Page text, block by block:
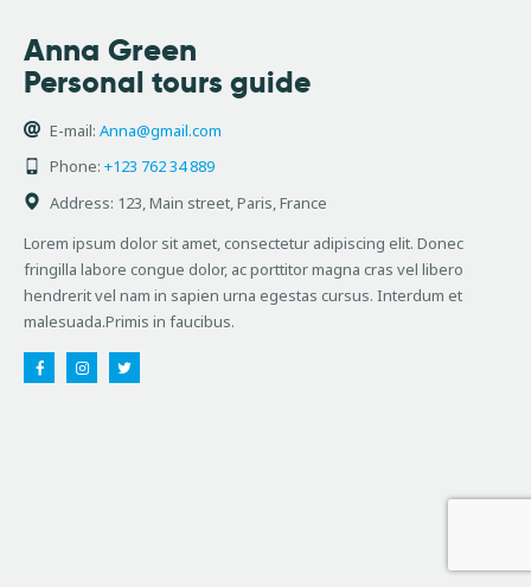
Anna Green
Personal tours guide
E-mail: Anna@gmail.com
Phone: +123 762 34 889
Address: 123, Main street, Paris, France
Lorem ipsum dolor sit amet, consectetur adipiscing elit. Donec
fringilla labore congue dolor, ac porttitor magna cras vel libero
hendrerit vel nam in sapien urna egestas cursus. Interdum et
malesuada.Primis in faucibus.